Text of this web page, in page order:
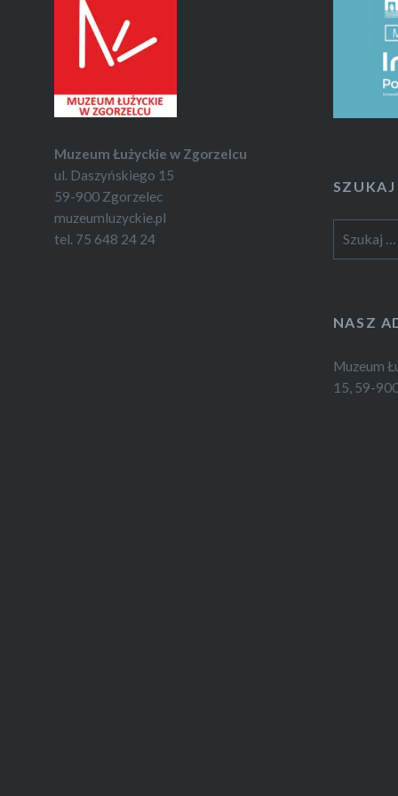
Muzeum Łużyckie w Zgorzelcu
ul. Daszyńskiego 15
59-900 Zgorzelec
muzeumluzyckie.pl
tel. 75 648 24 24
SZUKAJ
NASZ
Muzeum
15, 59-